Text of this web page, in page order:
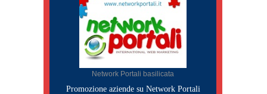
Network Portali basilicata
Promozione aziende su Network Portali